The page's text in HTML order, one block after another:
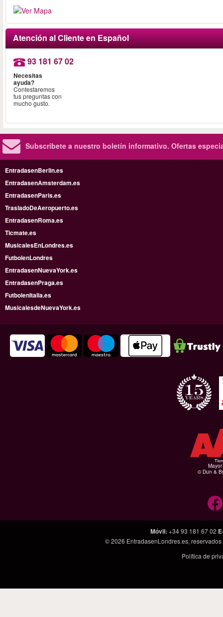
Atención al Cliente en Español
93 181 67 02
Necesitas
ayuda?
Contestaremos
tus preguntas con
mucho gusto.
Subscribete a nuestro boletín informativo. Ofertas
EntradasenBerlin.es
EntradasenAmsterdam.es
EntradasenParis.es
TrasladoDeAeropuerto.es
EntradasenRoma.es
Ticmate.es
MusicalesEnLondres.es
FutbolenLondres
EntradasenNuevaYork.es
EntradasenPraga.es
FutbolenItalia.es
MusicalesdeNuevaYork.es
© Dun &
Móvil: +34 93 181 67 02
© 2026 EntradasenLondres.es,
Política de